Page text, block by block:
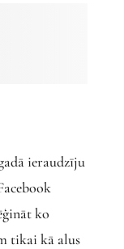
ieraudzīju
ko
tikai kā alus